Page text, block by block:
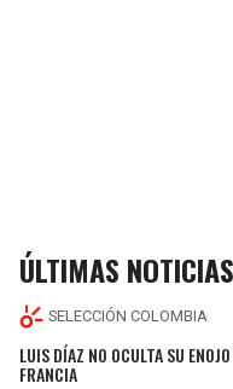
ÚLTIMAS NOTICIAS
SELECCIÓN COLOMBIA
LUIS DÍAZ NO OCULTA SU
FRANCIA